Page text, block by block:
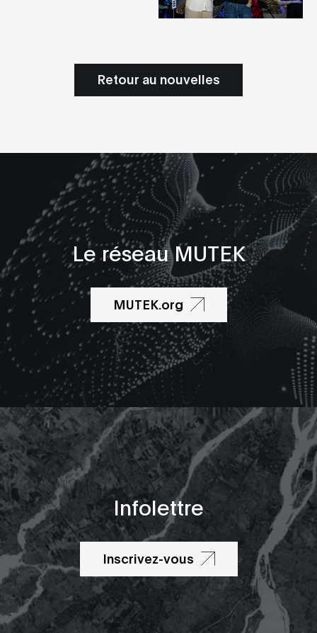
Retour au nouvelles
Le réseau MUTEK
MUTEK.org
Infolettre
Inscrivez-vous